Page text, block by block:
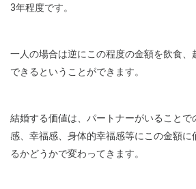
3年程度です。
一人の場合は逆にこの程度の金額を飲食、
できるということができます。
結婚する価値は、パートナーがいることで
感、幸福感、身体的幸福感等にこの金額に
るかどうかで変わってきます。